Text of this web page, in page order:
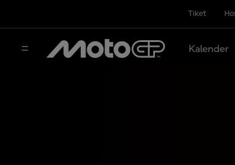
Tiket
Kalender